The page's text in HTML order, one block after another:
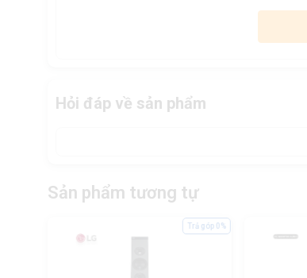
Hỏi đáp về sản phẩm
Sản phẩm tương tự
Trả góp 0%